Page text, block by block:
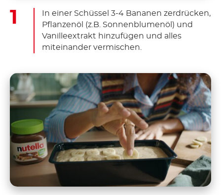
In einer Schüssel 3-4 Bananen zerdrücken,
Pflanzenöl (z.B. Sonnenblumenöl) und
Vanilleextrakt hinzufügen und alles
miteinander vermischen.